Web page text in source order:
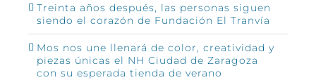
Treinta años después, las personas siguen
siendo el corazón de Fundación El Tranvía
Mos nos une llenará de color, creatividad y
piezas únicas el NH Ciudad de Zaragoza
con su esperada tienda de verano